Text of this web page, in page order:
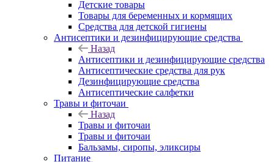
Детские товары
Товары для беременных и кормящих
Средства для детской гигиены
Антисептики и дезинфицирующие средства
Назад
Антисептики и дезинфицирующие средства
Антисептические средства для рук
Дезинфицирующие средства
Антисептические салфетки
Травы и фиточаи
Назад
Травы и фиточаи
Травы и фиточаи
Бальзамы, сиропы, эликсиры
Питание